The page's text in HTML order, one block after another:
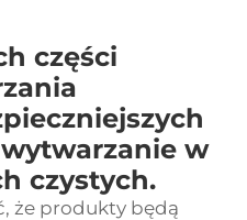
części
w
czystych.
że produkty będą